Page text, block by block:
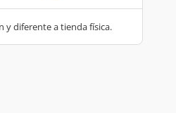
y diferente a tienda física.